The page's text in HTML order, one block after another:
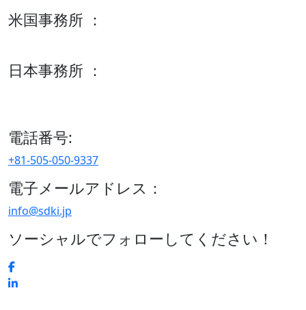
米国事務所 ：
日本事務所 ：
電話番号:
+81-505-050-9337
電子メールアドレス：
info@sdki.jp
ソーシャルでフォローしてください！